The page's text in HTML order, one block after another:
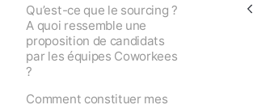
Qu’est-ce que le sourcing ?
A quoi ressemble une
proposition de candidats
par les équipes Coworkees
?
Comment constituer mes